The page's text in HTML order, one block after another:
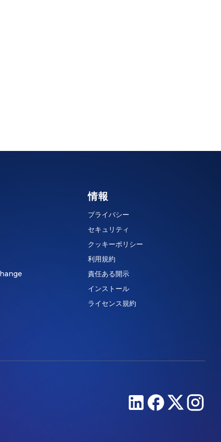
情報
プライバシー
セキュリティ
クッキーポリシー
利用規約
責任ある開示
インストール
ライセンス規約